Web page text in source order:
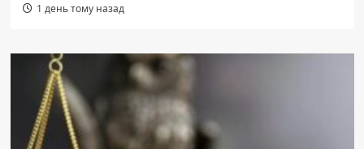
1 день тому назад